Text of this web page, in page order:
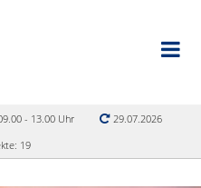
- 13.00 Uhr
29.07.2026
19